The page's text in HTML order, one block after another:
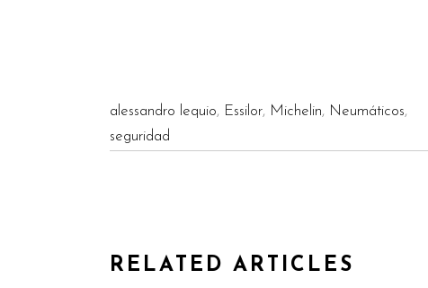
alessandro lequio, Essilor, Michelin, Neumáticos,
seguridad
RELATED ARTICLES